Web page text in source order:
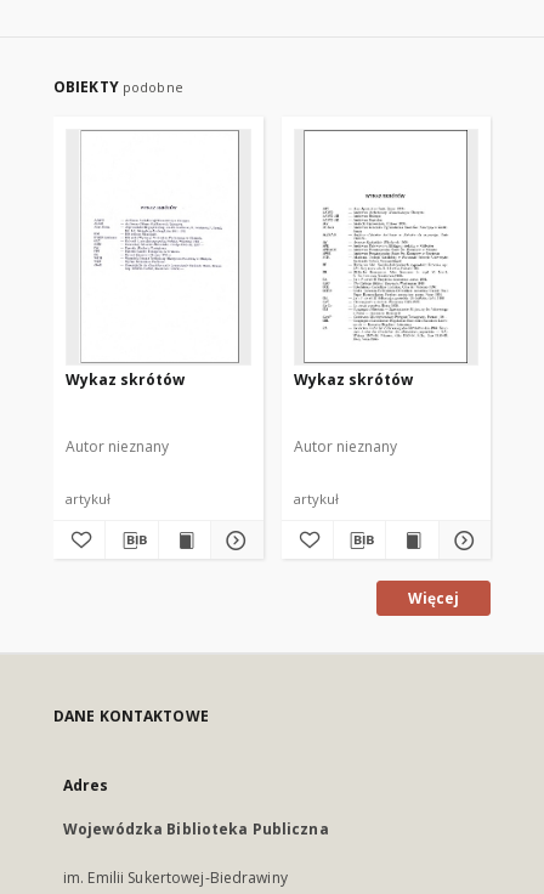
OBIEKTY podobne
Wykaz skrótów
Autor nieznany
artykuł
Wykaz skrótów
Autor nieznany
artykuł
Więcej
DANE KONTAKTOWE
Adres
Wojewódzka Biblioteka Publiczna
im. Emilii Sukertowej-Biedrawiny